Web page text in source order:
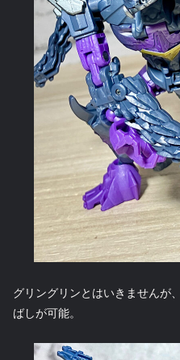
グリングリンとはいきませんが
ばしが可能。